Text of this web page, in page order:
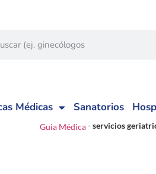
Médicas Sanatorios
Guia Médica-servicios